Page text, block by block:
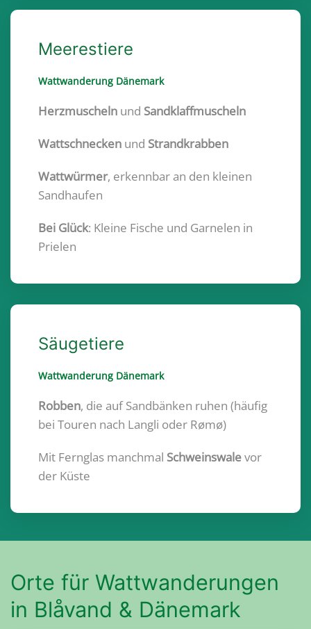
Meerestiere
Wattwanderung Dänemark
Herzmuscheln und Sandklaffmuscheln
Wattschnecken und Strandkrabben
Wattwürmer, erkennbar an den kleinen
Sandhaufen
Bei Glück: Kleine Fische und Garnelen in
Prielen
Säugetiere
Wattwanderung Dänemark
Robben, die auf Sandbänken ruhen (häufig
bei Touren nach Langli oder Rømø)
Mit Fernglas manchmal Schweinswalevor
der Küste
Orte für Wattwanderungen
in Blåvand & Dänemark